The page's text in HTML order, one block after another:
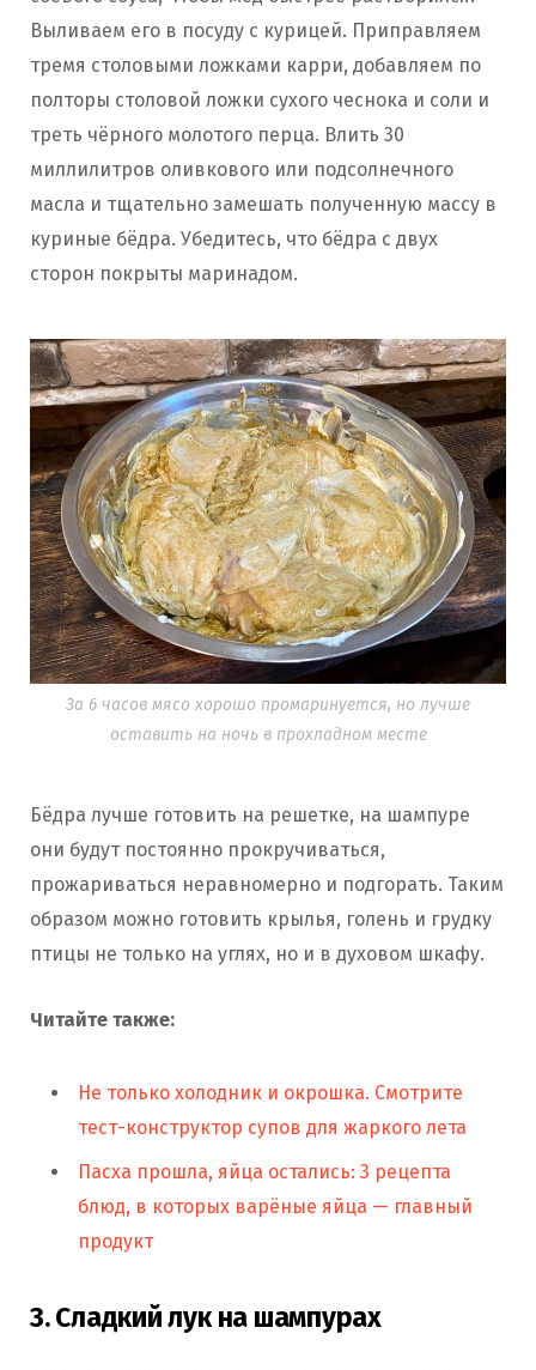
Выливаем его в посуду с курицей. Приправляем
тремя столовыми ложками карри, добавляем по
полторы столовой ложки сухого чеснока и соли и
треть чёрного молотого перца. Влить 30
миллилитров оливкового или подсолнечного
масла и тщательно замешать полученную массу в
куриные бёдра. Убедитесь, что бёдра с двух
сторон покрыты маринадом.
За 6 часов мясо хорошо промаринуется, но лучше
оставить на ночь в прохладном месте
Бёдра лучше готовить на решетке, на шампуре
они будут постоянно прокручиваться,
прожариваться неравномерно и подгорать. Таким
образом можно готовить крылья, голень и грудку
птицы не только на углях, но и в духовом шкафу.
Читайте также:
Не только холодник и окрошка. Смотрите
тест-конструктор супов для жаркого лета
Пасха прошла, яйца остались: 3 рецепта
блюд, в которых варёные яйца — главный
продукт
3. Сладкий лук на шампурах